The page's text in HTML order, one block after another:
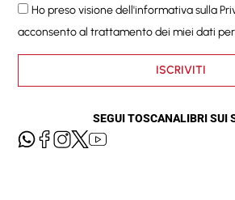
Ho preso visione dell'informativa sulla
acconsento al trattamento dei miei dati
ISCRIVITI
SEGUI TOSCANALIBRI SUI